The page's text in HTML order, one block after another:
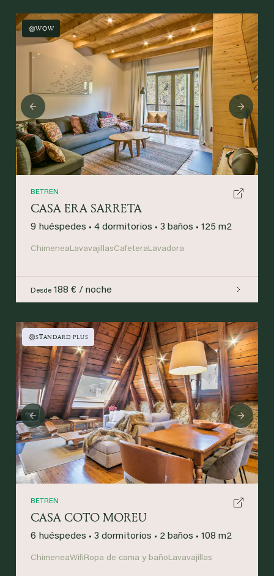
STANDARD PLUS
Previous Next
BETREN
CASA COTO MOREU
6 huéspedes • 3 dormitorios • 2 baños • 108 m2
ChimeneaWifiRopa de cama y bañoLavavajillas
WOW
Previous Next
BETREN
CASA ERA SARRETA
9 huéspedes • 4 dormitorios • 3 baños • 125 m2
ChimeneaLavavajillasCafeteraLavadora
Desde 188 € / noche